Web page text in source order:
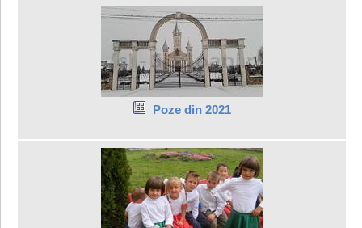
Poze din 2021